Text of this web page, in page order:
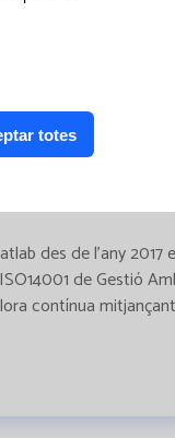
des de l’any 2017
de Gestió
contínua
totes